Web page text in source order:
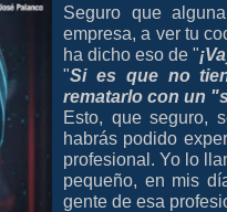
Seguro que
empresa, a ver tu
ha dicho eso de "
"Si es que no
rematarlo con un
Esto, que seguro,
habrás podido
profesional. Yo lo
pequeño, en mis
gente de esa